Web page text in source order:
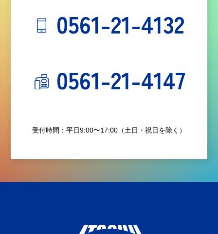
0561-21-4132
0561-21-4147
受付時間：平日9:00〜17:00（土日・祝日を除く）